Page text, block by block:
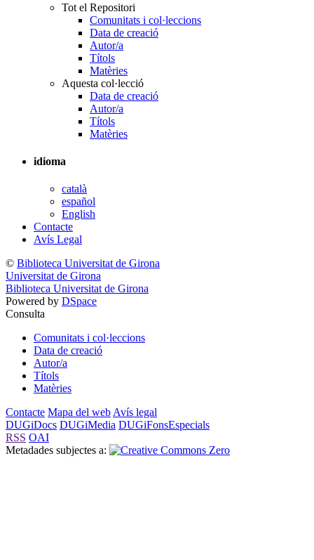
Tot el Repositori
Comunitats i col·leccions
Data de creació
Autor/a
Títols
Matèries
Aquesta col·lecció
Data de creació
Autor/a
Títols
Matèries
idioma
català
español
English
Contacte
Avís Legal
© Biblioteca Universitat de Girona
Universitat de Girona
Biblioteca Universitat de Girona
Powered by DSpace
Consulta
Comunitats i col·leccions
Data de creació
Autor/a
Títols
Matèries
Contacte Mapa del web Avís legal
DUGiDocs DUGiMedia DUGiFonsEspecials
RSS OAI
Metadades subjectes a: